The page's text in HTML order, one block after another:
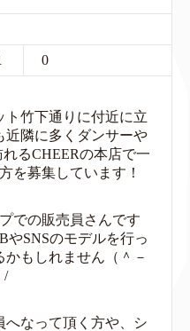
0
ト竹下通りに付近に立
近隣に多くダンサーや
るCHEERの本店で一
を募集しています！
での販売員さんです
やSNSのモデルを行っ
もしれません（＾－
/
へなって頂く方や、シ